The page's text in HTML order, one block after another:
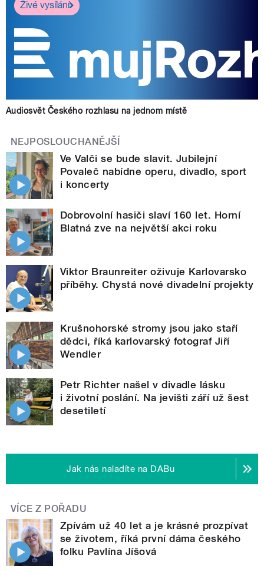
Živé vysílání
Audiosvět Českého rozhlasu na jednom místě
NEJPOSLOUCHANĚJŠÍ
Ve Valči se bude slavit. Jubilejní
Povaleč nabídne operu, divadlo, sport
i koncerty
Dobrovolní hasiči slaví 160 let. Horní
Blatná zve na největší akci roku
Viktor Braunreiter oživuje Karlovarsko
příběhy. Chystá nové divadelní projekty
Krušnohorské stromy jsou jako staří
dědci, říká karlovarský fotograf Jiří
Wendler
Petr Richter našel v divadle lásku
i životní poslání. Na jevišti září už šest
desetiletí
Jak nás naladíte na DABu
VÍCE Z POŘADU
Zpívám už 40 let a je krásné prozpívat
se životem, říká první dáma českého
folku Pavlína Jíšová